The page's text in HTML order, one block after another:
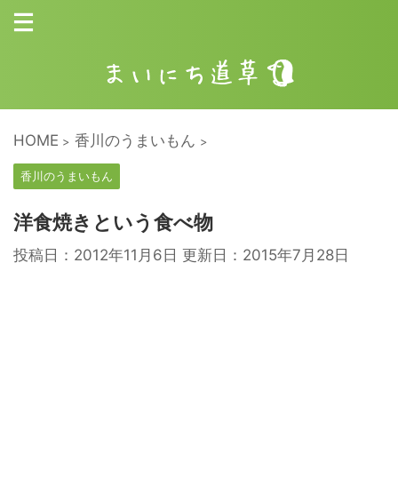
HOME > 香川のうまいもん >
香川のうまいもん
洋食焼きという食べ物
投稿日：2012年11月6日 更新日： 2015年7月28日